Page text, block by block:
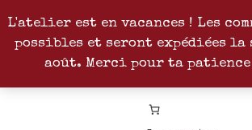
L'atelier est en vacances ! Les
possibles et seront expédiées la
août. Merci pour ta patience
InstagramPinterest